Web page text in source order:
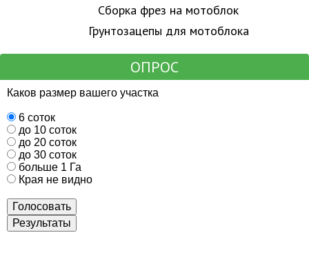
Сборка фрез на мотоблок
Грунтозацепы для мотоблока
ОПРОС
Каков размер вашего участка
6 соток
до 10 соток
до 20 соток
до 30 соток
больше 1 Га
Края не видно
Голосовать
Результаты